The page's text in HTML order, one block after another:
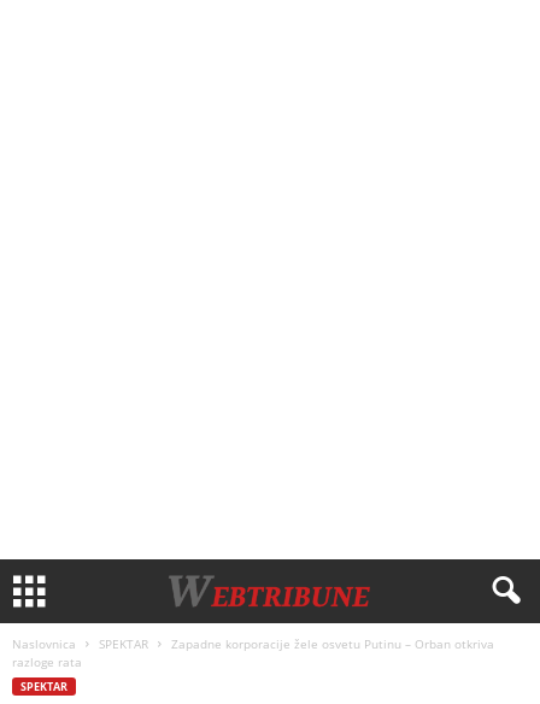
Naslovnica SPEKTAR
Zapadne korporacije žele osvetu Putinu – Orban otkriva
razloge rata
SPEKTAR